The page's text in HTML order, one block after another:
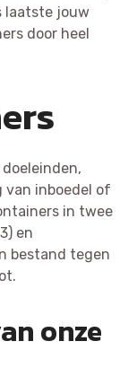
laatste jouw
door heel
van inboedel of
in twee
en
bestand tegen
onze